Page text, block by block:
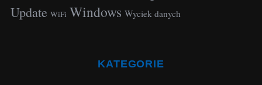
Update WiFi Windows Wyciek danych
KATEGORIE